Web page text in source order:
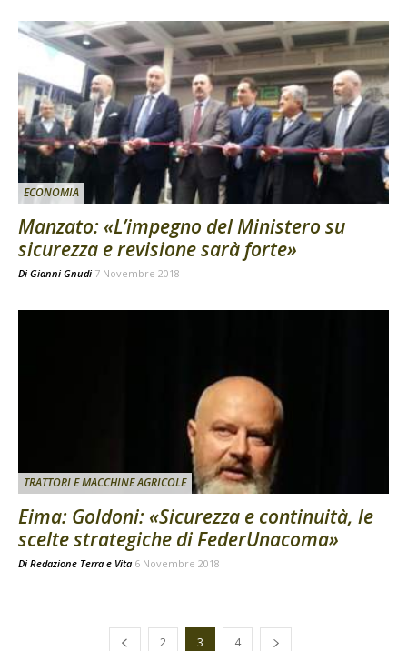
ECONOMIA
Manzato: «L’impegno del Ministero su
sicurezza e revisione sarà forte»
Di Gianni Gnudi 7 Novembre 2018
TRATTORI E MACCHINE AGRICOLE
Eima: Goldoni: «Sicurezza e continuità, le
scelte strategiche di FederUnacoma»
Di Redazione Terra e Vita 6 Novembre 2018
2 3 4